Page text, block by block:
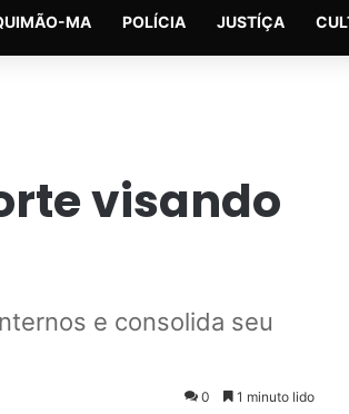
MA POLÍCIA JUSTÍÇA
visando
e consolida seu
0 1 minuto lido